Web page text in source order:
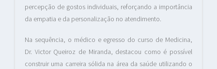
percepção de gostos individuais, reforçando a importância
da empatia e da personalização no atendimento.
Na sequência, o médico e egresso do curso de Medicina,
Dr. Victor Queiroz de Miranda, destacou como é possível
construir uma carreira sólida na área da saúde utilizando o